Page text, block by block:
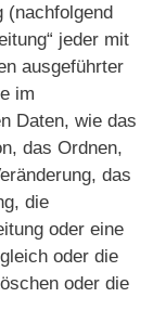
(nachfolgend
jeder mit
ausgeführter
im
Daten, wie das
das Ordnen,
das
die
oder eine
oder die
oder die